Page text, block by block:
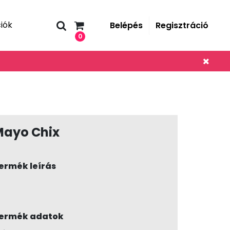
0
Belépés Regisztráció
Chix
leírás
adatok